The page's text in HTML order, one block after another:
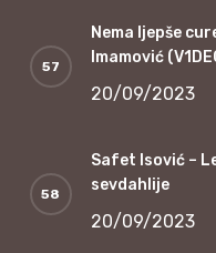
Nema ljepše
Imamović
20/09/2023
Safet Isović –
sevdahlije
20/09/2023